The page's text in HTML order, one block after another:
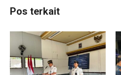
Pos terkait